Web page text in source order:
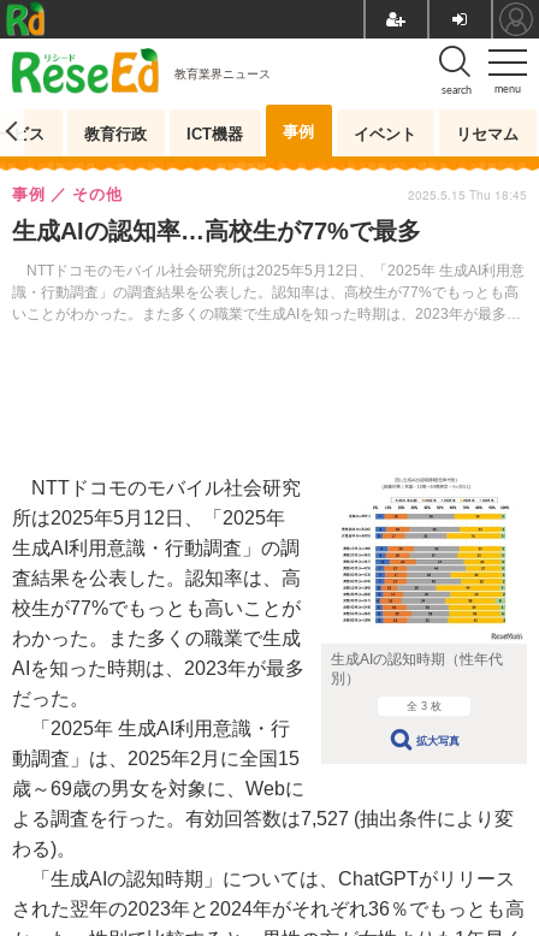
menu
search
教育業界ニュース
ビス 教育行政 ICT機器 事例 イベント リセマム
生成AIの認知率…高校生が77%で最多
NTTドコモのモバイル社会研究所は2025年5月12日、「2025年 生成AI利用意
識・行動調査」の調査結果を公表した。認知率は、高校生が77%でもっとも高
いことがわかった。また多くの職業で生成AIを知った時期は、2023年が最多だ
事例 その他 2025.5.15 Thu 18:45
生成AIの認知時期（性年代
別）
全 3 枚
拡大写真
NTTドコモのモバイル社会研究
所は2025年5月12日、「2025年
生成AI利用意識・行動調査」の調
査結果を公表した。認知率は、高
校生が77%でもっとも高いことが
わかった。また多くの職業で生成
AIを知った時期は、2023年が最多
だった。
「2025年 生成AI利用意識・行
動調査」は、2025年2月に全国15
歳～69歳の男女を対象に、Webに
よる調査を行った。有効回答数は7,527 (抽出条件により変
わる)。
「生成AIの認知時期」については、ChatGPTがリリース
された翌年の2023年と2024年がそれぞれ36％でもっとも高